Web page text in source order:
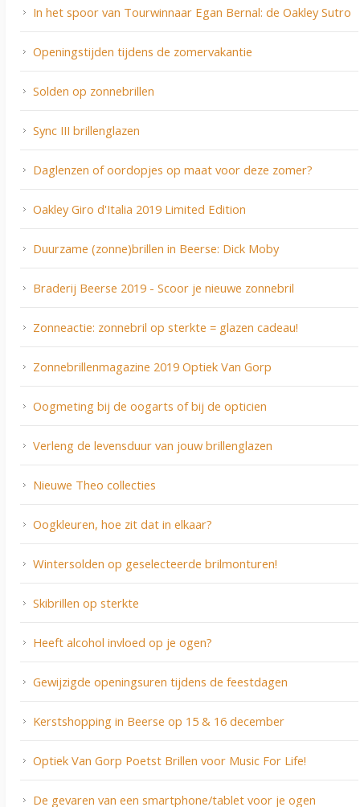
In het spoor van Tourwinnaar Egan Bernal: de Oakley Sutro
Openingstijden tijdens de zomervakantie
Solden op zonnebrillen
Sync III brillenglazen
Daglenzen of oordopjes op maat voor deze zomer?
Oakley Giro d'Italia 2019 Limited Edition
Duurzame (zonne)brillen in Beerse: Dick Moby
Braderij Beerse 2019 - Scoor je nieuwe zonnebril
Zonneactie: zonnebril op sterkte = glazen cadeau!
Zonnebrillenmagazine 2019 Optiek Van Gorp
Oogmeting bij de oogarts of bij de opticien
Verleng de levensduur van jouw brillenglazen
Nieuwe Theo collecties
Oogkleuren, hoe zit dat in elkaar?
Wintersolden op geselecteerde brilmonturen!
Skibrillen op sterkte
Heeft alcohol invloed op je ogen?
Gewijzigde openingsuren tijdens de feestdagen
Kerstshopping in Beerse op 15 & 16 december
Optiek Van Gorp Poetst Brillen voor Music For Life!
De gevaren van een smartphone/tablet voor je ogen